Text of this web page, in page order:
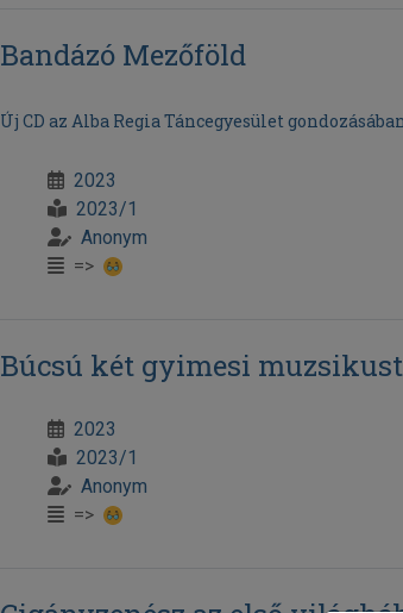
Bandázó Mezőföld
Új CD az Alba Regia Táncegyesület gondozásában
2023
2023/1
Anonym
=>
Búcsú két gyimesi
2023
2023/1
Anonym
=>